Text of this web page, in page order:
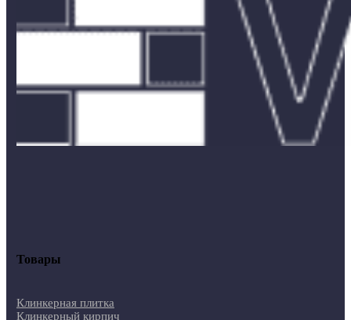
Товары
Клинкерная плитка
Клинкерный кирпич